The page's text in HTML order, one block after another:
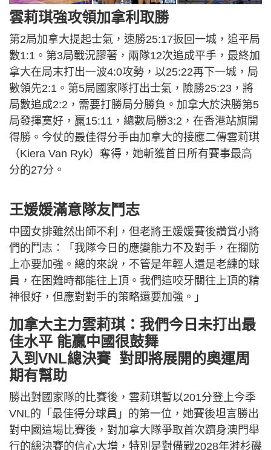
雲莉琪強攻領加拿利取勝
第2局加拿大提起士氣，速勝25:17扳回一城，追平局
數1:1。第3局戰況膠著，兩隊12次追成平手，最終加
拿大在局末打出一波4:0攻勢，以25:22再下一城，局
數領先2:1。第5局國家隊打出士氣，險勝25:23，將
局數追成2:2，需要打勝局分勝負。加拿大於決勝第5
局發揮寞好，贏15:11，總數局勝3:2，在香港站旗開
得勝。今仗的最佳得分手由加拿大的接應二傳雲莉琪
（Kiera Van Ryk）奪得，她斬獲首日所有賽事最高
分的27分。
王媛媛滿意隊友鬥志
中國女排雖然出師不利，但老將王媛媛賽後讚賞小將
們的鬥志：「我隊今日的應變能力不及對手，在攔防
上亦要加強。總的來說，不管是年輕人還是老練的球
員，在困難時都能往上頂。我們這咬牙關往上頂的精
神很好，但應對對手的策略還要加強。」
加拿大主力雲莉琪：我們今日未打出最
佳水平 能贏中國很鼓舞
入到VNL總決賽 對即將展開的奧運周
期有幫助
勝出對國家隊的比賽後，雲莉琪暫以201分登上今季
VNL的「最佳得分球員」的第一位，她賽後坦言勝出
對中國這場比賽後，對加拿大隊爭取首次躋身澳門舉
行的總決賽的信心大增，特別是對備戰2028年溎杉磯